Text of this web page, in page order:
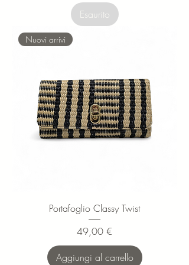
Esaurito
Nuovi arrivi
Portafoglio Classy Twist
Prezzo
49,00 €
Aggiungi al carrello